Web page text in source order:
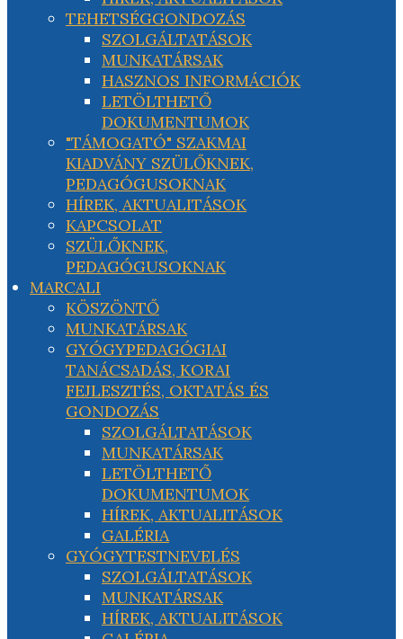
TEHETSÉGGONDOZÁS
SZOLGÁLTATÁSOK
MUNKATÁRSAK
HASZNOS INFORMÁCIÓK
LETÖLTHETŐ
DOKUMENTUMOK
"TÁMOGATÓ" SZAKMAI
KIADVÁNY SZÜLŐKNEK,
PEDAGÓGUSOKNAK
HÍREK, AKTUALITÁSOK
KAPCSOLAT
SZÜLŐKNEK,
PEDAGÓGUSOKNAK
MARCALI
KÖSZÖNTŐ
MUNKATÁRSAK
GYÓGYPEDAGÓGIAI
TANÁCSADÁS, KORAI
FEJLESZTÉS, OKTATÁS ÉS
GONDOZÁS
SZOLGÁLTATÁSOK
MUNKATÁRSAK
LETÖLTHETŐ
DOKUMENTUMOK
HÍREK, AKTUALITÁSOK
GALÉRIA
GYÓGYTESTNEVELÉS
SZOLGÁLTATÁSOK
MUNKATÁRSAK
HÍREK, AKTUALITÁSOK